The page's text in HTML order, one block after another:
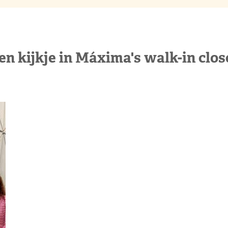
kijkje in Máxima's walk-in